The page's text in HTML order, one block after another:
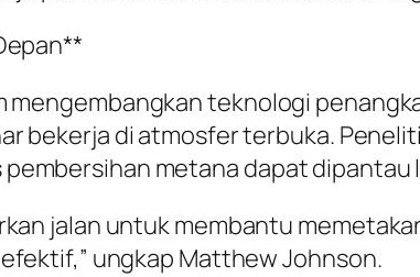
teknologi
bekerja di atmosfer terbuka.
metana dapat
jalan untuk membantu
ungkap Matthew Johnson.